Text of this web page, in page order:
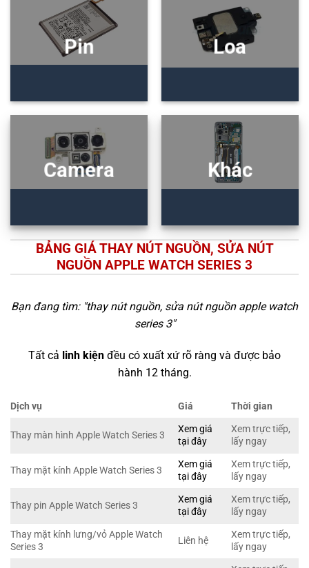
Pin Loa
Camera Khác
BẢNG GIÁ THAY NÚT NGUỒN, SỬA NÚT
NGUỒN APPLE WATCH SERIES 3
Bạn đang tìm: "thay nút nguồn, sửa nút nguồn apple watch
series 3"
Tất cả linh kiện đều có xuất xứ rõ ràng và được bảo
hành 12 tháng.
Dịch vụ Giá Thời gian
Thay màn hình Apple Watch Series 3
Xem giá
tại đây
Xem trực tiếp,
lấy ngay
Thay mặt kính Apple Watch Series 3
Xem giá
tại đây
Xem trực tiếp,
lấy ngay
Thay pin Apple Watch Series 3
Xem giá
tại đây
Xem trực tiếp,
lấy ngay
Thay mặt kính lưng/vỏ Apple Watch
Series 3
Liên hệ
Xem trực tiếp,
lấy ngay